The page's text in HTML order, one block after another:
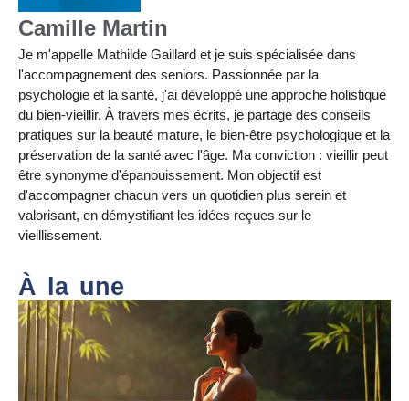
Camille Martin
Je m'appelle Mathilde Gaillard et je suis spécialisée dans
l'accompagnement des seniors. Passionnée par la
psychologie et la santé, j'ai développé une approche holistique
du bien-vieillir. À travers mes écrits, je partage des conseils
pratiques sur la beauté mature, le bien-être psychologique et la
préservation de la santé avec l'âge. Ma conviction : vieillir peut
être synonyme d'épanouissement. Mon objectif est
d'accompagner chacun vers un quotidien plus serein et
valorisant, en démystifiant les idées reçues sur le
vieillissement.
À la une